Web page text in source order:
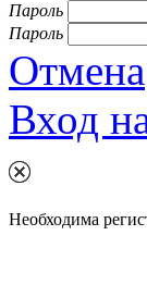
Пароль
Пароль
Отмена
Вход
Необходима